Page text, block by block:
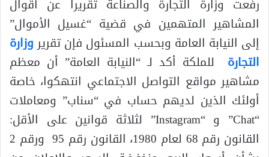
رفعت وزارة التجارة والصناعة تقريراً عن أقوال
المشاهير المتهمين في قضية “غسيل الأموال”
إلى النيابة العامة وبحسب المسئول فإن تقريروزارة
التجارة
للملكة أكد لـ “النيابة العامة” أن معظم
مشاهير مواقع التواصل الاجتماعي انتهكوا، خاصة
أولئك الذين لديهم حساب في “سناب” ومعاملات
“Chat” و “Instagram” لثلاثة قوانين على الأقل:
القانون رقم 68 لعام 1980، القانون رقم 95 ورقم 2